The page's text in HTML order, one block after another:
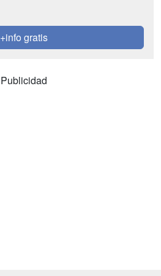
+info gratis
Publicidad